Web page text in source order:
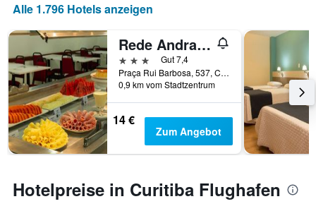
Alle 1.796 Hotels anzeigen
Rede Andrade Guaíra
3 Sterne
Gut 7,4
Praça Rui Barbosa, 537, Curitiba, Brasilien
0,9 km vom Stadtzentrum
14 €
Zum Angebot
Hotelpreise in Curitiba Flughafen